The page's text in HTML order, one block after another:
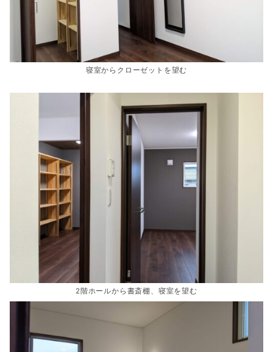
寝室からクローゼットを望む
2階ホールから書斎棚、寝室を望む